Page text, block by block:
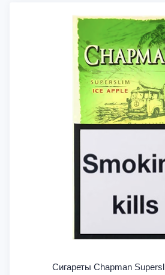
Сигареты Chapman